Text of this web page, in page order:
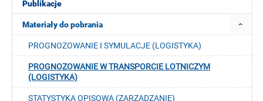
Publikacje
Materiały do pobrania
PROGNOZOWANIE I SYMULACJE (LOGISTYKA)
PROGNOZOWANIE W TRANSPORCIE LOTNICZYM
(LOGISTYKA)
STATYSTYKA OPISOWA (ZARZĄDZANIE)